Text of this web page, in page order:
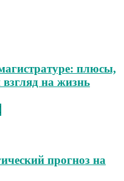
плюсы,
на жизнь
прогноз на